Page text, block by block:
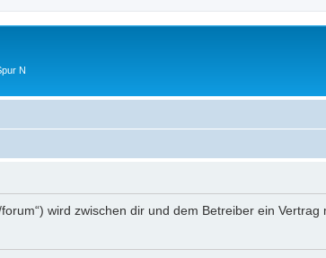
N
wird zwischen dir und dem Betreiber ein